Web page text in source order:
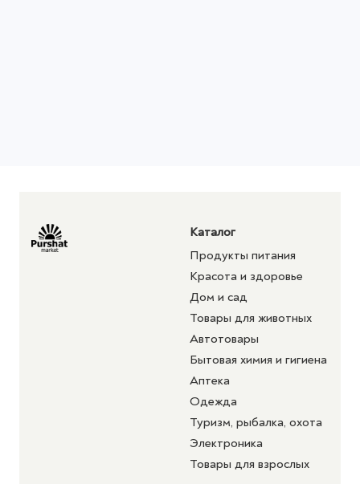
Каталог
Продукты питания
Красота и здоровье
Дом и сад
Товары для животных
Автотовары
Бытовая химия и гигиена
Аптека
Одежда
Туризм, рыбалка, охота
Электроника
Товары для взрослых